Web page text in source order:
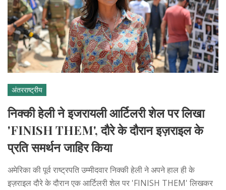
अंतरराष्ट्रीय
निक्की हेली ने इजरायली आर्टिलरी शेल पर लिखा
'FINISH THEM', दौरे के दौरान इज़राइल के
प्रति समर्थन जाहिर किया
अमेरिका की पूर्व राष्ट्रपति उम्मीदवार निक्की हेली ने अपने हाल ही के
इज़राइल दौरे के दौरान एक आर्टिलरी शेल पर 'FINISH THEM' लिखकर